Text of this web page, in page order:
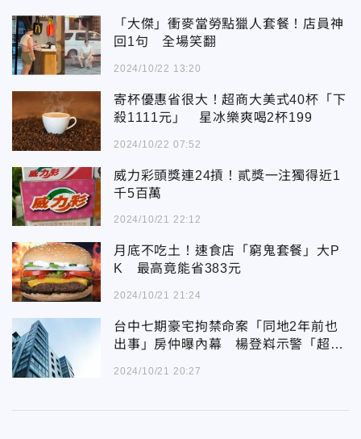
「大傑」衝麥當勞點獵人套餐！店員神
回1句 全場笑翻
2024/10/22 13:20
寄杯優惠省很大！超商大美式40杯「下
殺1111元」 星冰樂爽喝2杯199
2024/10/22 07:52
威力彩頭獎連24摃！貳獎一注獨得近1
千5百萬
2024/10/21 22:12
月底不吃土！速食店「窮鬼套餐」大P
K 最高竟能省383元
2024/10/21 21:24
台中七期豪宅拘禁命案「同地2年前也
出事」房仲曝內幕 楊登嵙示警「超嚴
2024/10/21 20:27